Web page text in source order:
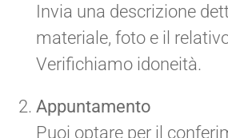
Invia una descrizione
materiale, foto e il
Verifichiamo idoneità.
Appuntamento
Puoi optare per il